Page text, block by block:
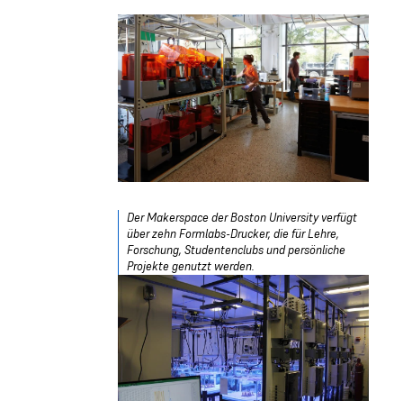
Der Makerspace der Boston Universityverfügt
über zehn Formlabs-Drucker, die für Lehre,
Forschung, Studentenclubs und persönliche
Projekte genutzt werden.